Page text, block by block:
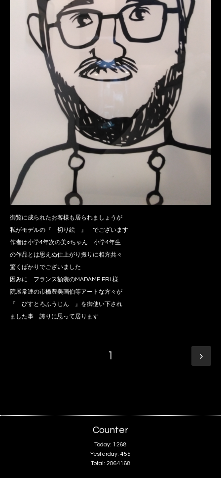
御覧に成られたお客様も居られましょうが
私がモデルの『 切り絵 』 でございます
作者は小学4年次の美○ちゃん 小学4年生
の作品とは思えぬ仕上がり振りに相方共々
驚くばかりでございました
因みに フランス額装のMADAME ERI 様
院展常連の市橋豊美画伯等アートな方々が
『 びすとろふうじん 』を御使い下され
ました事 誇りに思って居ります
1
Counter
Today: 1268
Yesterday: 455
Total: 2064168